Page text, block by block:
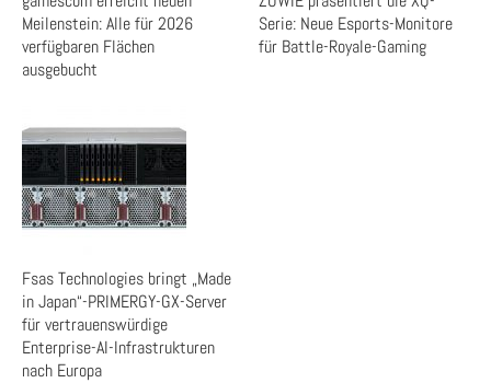
Meilenstein: Alle für 2026
verfügbaren Flächen
ausgebucht
Serie: Neue Esports-Monitore
für Battle-Royale-Gaming
Fsas Technologies bringt „Made
in Japan“-PRIMERGY-GX-Server
für vertrauenswürdige
Enterprise-AI-Infrastrukturen
nach Europa